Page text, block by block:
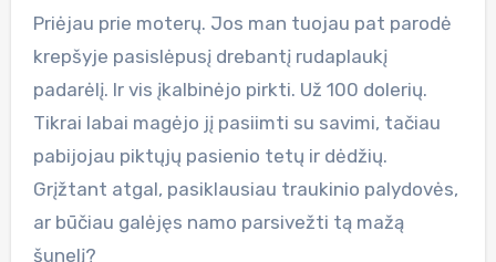
Priėjau prie moterų. Jos man tuojau pat parodė
krepšyje pasislėpusį drebantį rudaplaukį
padarėlį. Ir vis įkalbinėjo pirkti. Už 100 dolerių.
Tikrai labai magėjo jį pasiimti su savimi, tačiau
pabijojau piktųjų pasienio tetų ir dėdžių.
Grįžtant atgal, pasiklausiau traukinio palydovės,
ar būčiau galėjęs namo parsivežti tą mažą
šunelį?